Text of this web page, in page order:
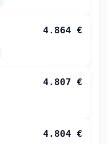
4.864 €
4.807 €
4.804 €